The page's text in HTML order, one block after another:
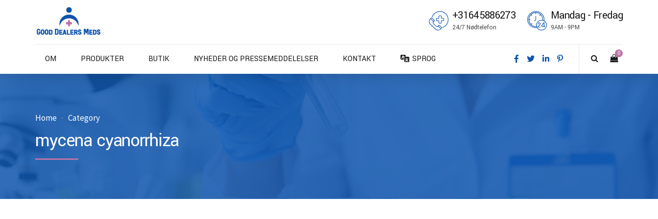
+31645886273
24/7 Nødtelefon
Mandag - Fredag
9AM - 9PM
0
OM PRODUKTER BUTIK NYHEDER OG PRESSEMEDDELELSER KONTAKT
SPROG
Home Category
mycena cyanorrhiza